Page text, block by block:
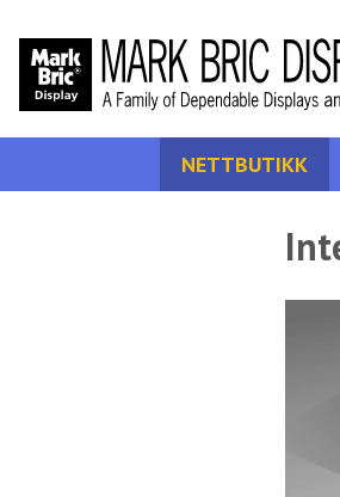
NETTBUTIKK